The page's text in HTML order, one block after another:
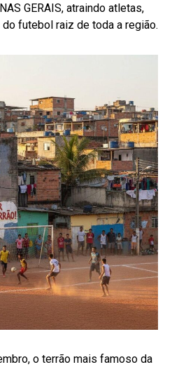
GERAIS, atraindo atletas,
futebol raiz de toda a região.
o terrão mais famoso da